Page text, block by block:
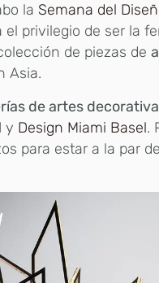
la Semana del
privilegio de ser la
de piezas de
Asia.
de artes
y Design Miami Basel.
para estar a la par